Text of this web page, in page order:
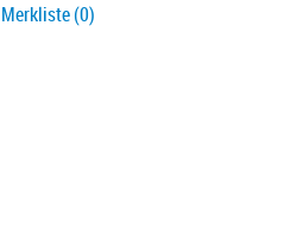
Merkliste(0)